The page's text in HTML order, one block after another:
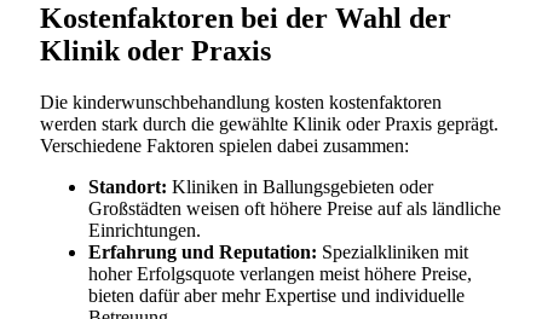
Kostenfaktoren bei der Wahl der
Klinik oder Praxis
Die kinderwunschbehandlung kosten kostenfaktoren
werden stark durch die gewählte Klinik oder Praxis geprägt.
Verschiedene Faktoren spielen dabei zusammen:
Standort: Kliniken in Ballungsgebieten oder
Großstädten weisen oft höhere Preise auf als ländliche
Einrichtungen.
Erfahrung und Reputation: Spezialkliniken mit
hoher Erfolgsquote verlangen meist höhere Preise,
bieten dafür aber mehr Expertise und individuelle